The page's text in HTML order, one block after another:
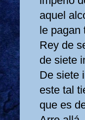
aquel
le pagan
Rey de
de siete
De siete
este tal
que es